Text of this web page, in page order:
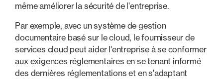
même améliorer la sécurité de l'entreprise.
Par exemple, avec un système de gestion
documentaire basé sur le cloud, le fournisseur de
services cloud peut aider l'entreprise à se conformer
aux exigences réglementaires en se tenant informé
des dernières réglementations et en s'adaptant